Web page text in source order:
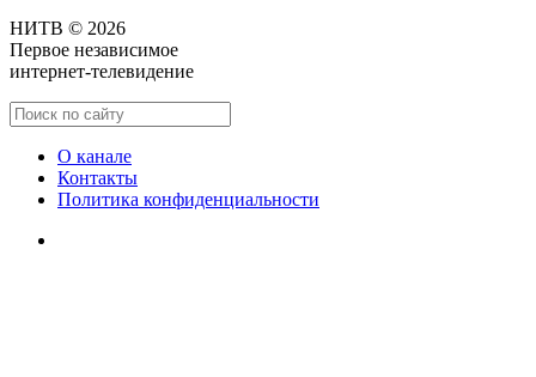
НИТВ © 2026
Первое независимое
интернет-телевидение
О канале
Контакты
Политика конфиденциальности